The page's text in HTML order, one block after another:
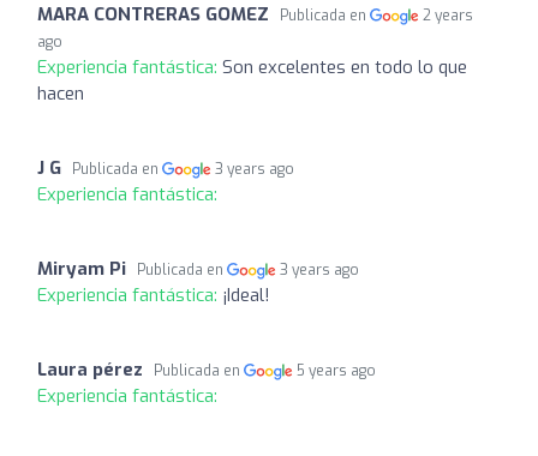
MARA CONTRERAS GOMEZ Publicada en
2 years
ago
Experiencia fantástica: Son excelentes en todo lo que
hacen
J G Publicada en 3 years ago
Experiencia fantástica:
Miryam Pi Publicada en 3 years ago
Experiencia fantástica: ¡Ideal!
Laura pérez Publicada en 5 years ago
Experiencia fantástica: